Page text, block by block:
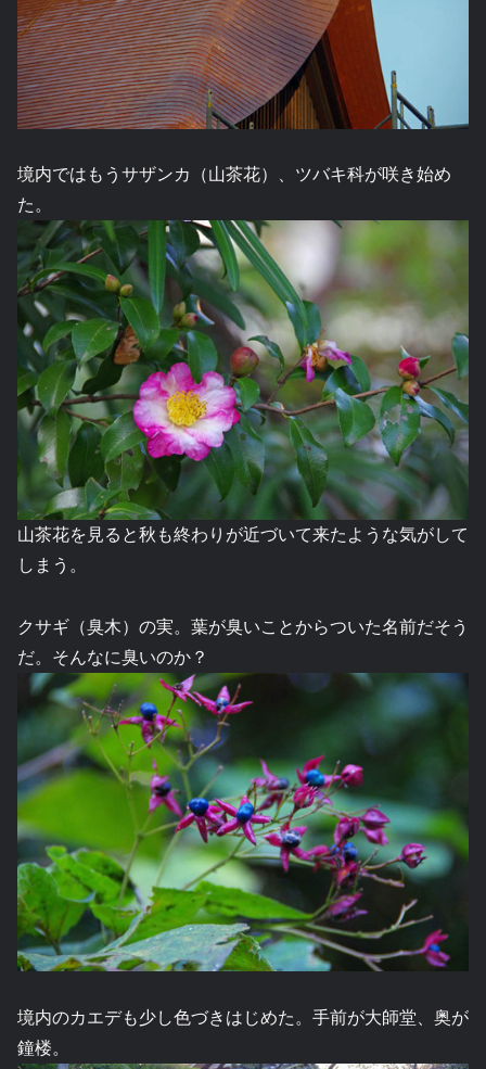
境内ではもうサザンカ（山茶花）、ツバキ科が咲き始め
た。
山茶花を見ると秋も終わりが近づいて来たような気がして
しまう。
クサギ（臭木）の実。葉が臭いことからついた名前だそう
だ。そんなに臭いのか？
境内のカエデも少し色づきはじめた。手前が大師堂、奥が
鐘楼。